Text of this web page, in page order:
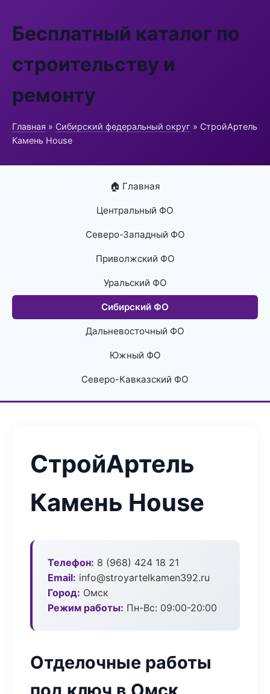
Бесплатный каталог по
строительству и
ремонту
Главная » Сибирский федеральный округ » СтройАртель
Камень House
🏠 Главная
Центральный ФО
Северо-Западный ФО
Приволжский ФО
Уральский ФО
Сибирский ФО
Дальневосточный ФО
Южный ФО
Северо-Кавказский ФО
СтройАртель
Камень House
Телефон: 8 (968) 424 18 21
Email: info@stroyartelkamen392.ru
Город: Омск
Режим работы: Пн-Вс: 09:00-20:00
Отделочные работы